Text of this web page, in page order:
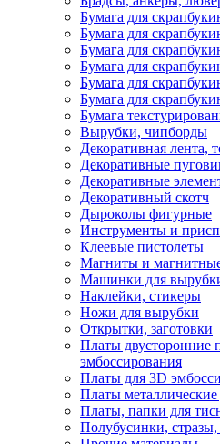
Бумага для
Бумага для
Бумага для
Бумага для
Бумага для
Бумага для
Бумага
Вырубки, чипборды
Декоративная лента,
Декоративные
Декоративные
Декоративный скотч
Дыроколы фигурные
Инструменты и
Клеевые пистолеты
Магниты и
Машинки для
Наклейки, стикеры
Ножи для вырубки
Открытки, заготовки
Платы двусторонние
эмбоссирования
Платы для 3D
Платы
Платы, папки для
Полубусинки,